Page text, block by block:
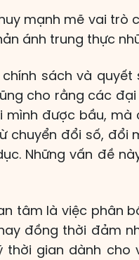
mạnh mẽ vai trò
ánh trung thực
sách và
cho rằng các
mình được bầu,
chuyển đổi số, đổi
Những vấn đề
tâm là việc phân
đồng thời đảm
thời gian dành